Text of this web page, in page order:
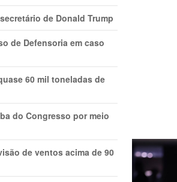
de Donald Trump
de Defensoria em caso
60 mil toneladas de
do Congresso por meio
de ventos acima de 90